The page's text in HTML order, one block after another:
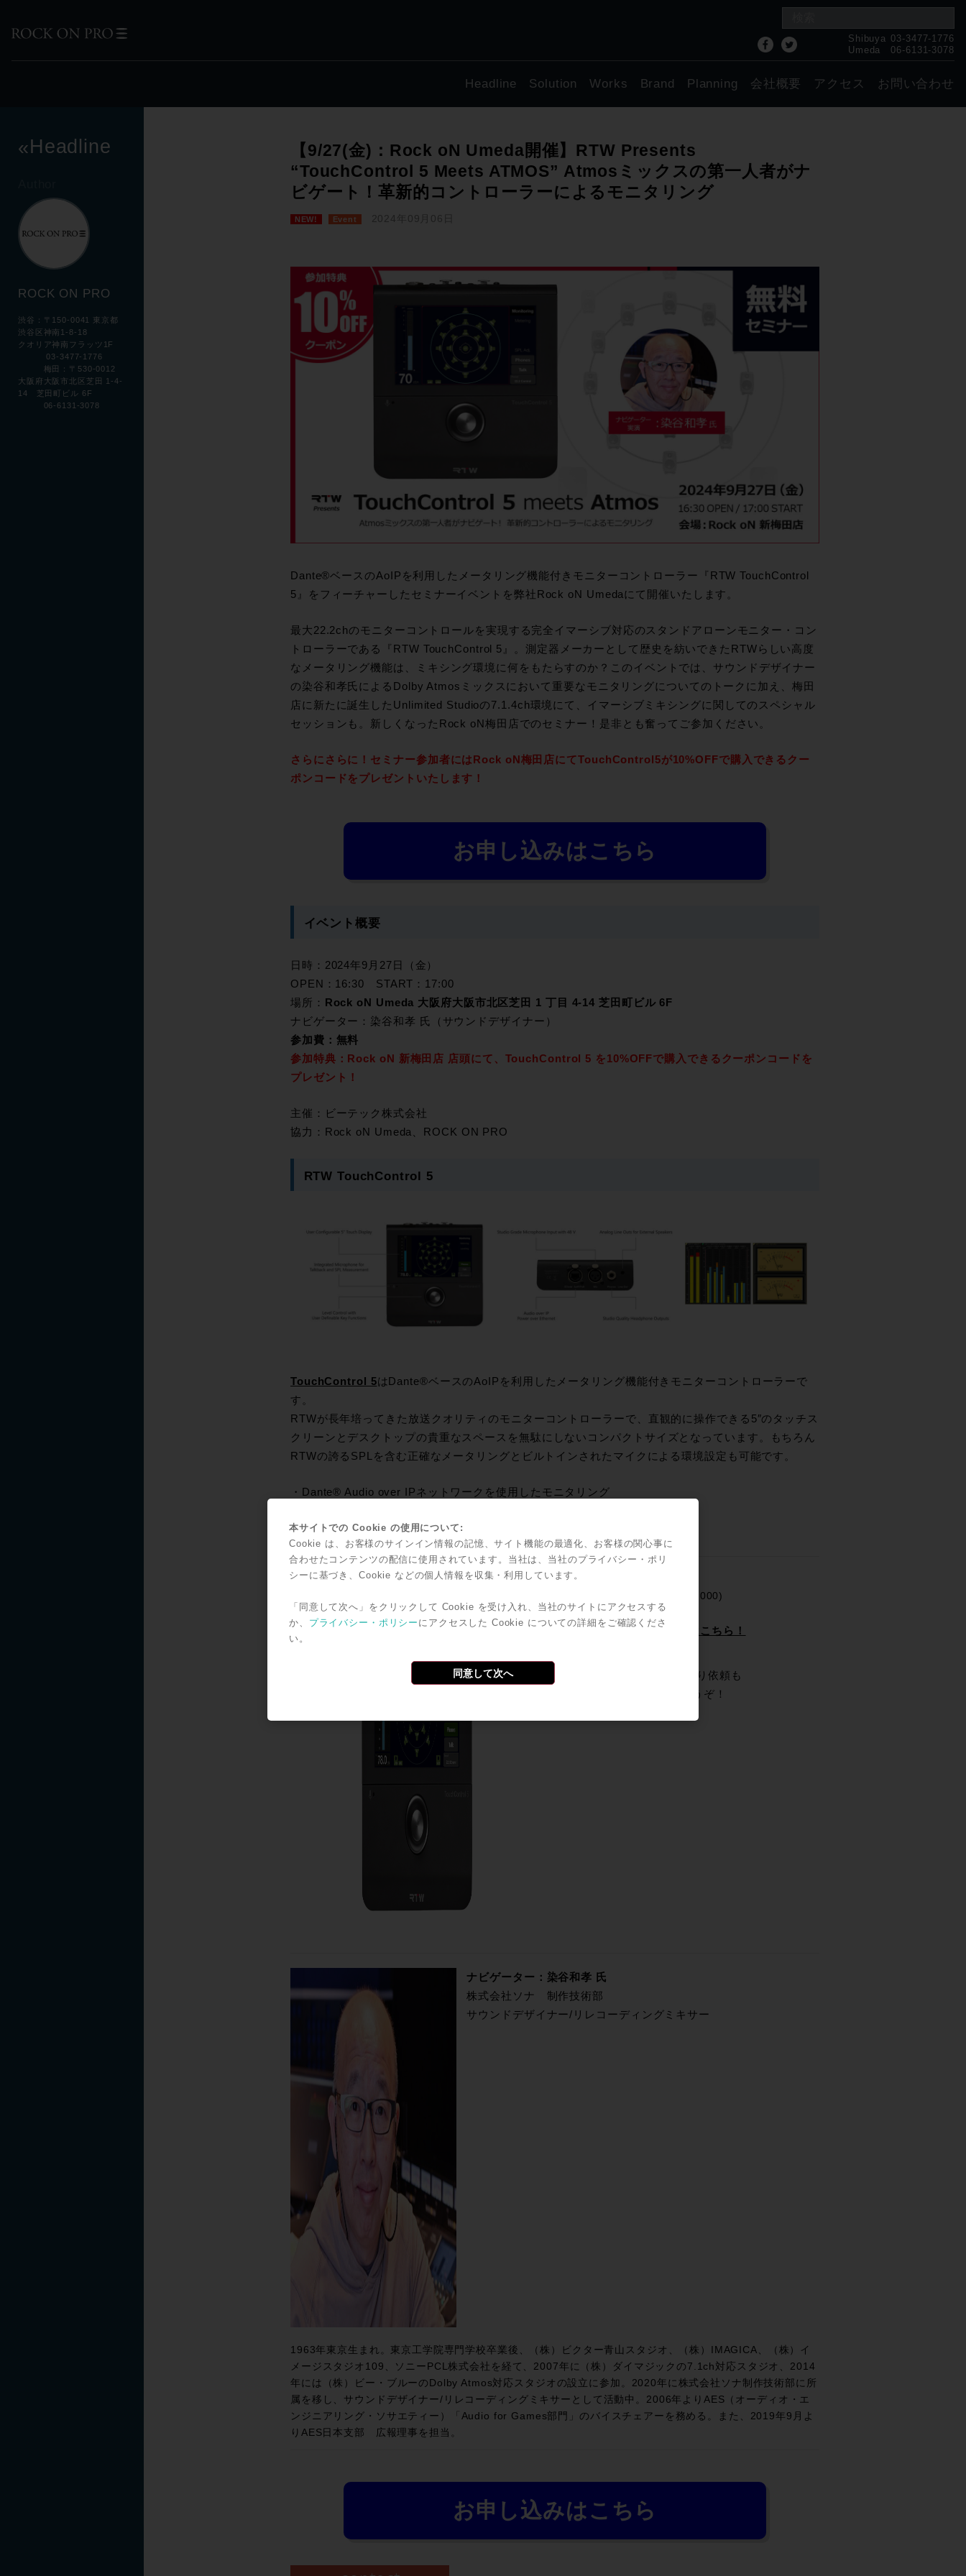
Shibuya 03-3477-1776
Umeda
06-6131-3078
Headline Solution Works Brand Planning 会社概要 アクセス お問い合わせ
«Headline
ROCK ON PRO
渋谷：〒150-0041 東京都
渋谷区神南1-8-18
クオリア神南フラッツ1F
03-3477-1776
梅田：〒530-0012
大阪府大阪市北区芝田 1-4-
14 芝田町ビル 6F
06-6131-3078
【9/27(金)：Rock oN Umeda開催】RTW Presents
“TouchControl 5 Meets ATMOS” Atmosミックスの第一人者がナ
ビゲート！革新的コントローラーによるモニタリング
NEW! Event 2024年09月06日
Dante®ベースのAoIPを利用したメータリング機能付きモニターコントローラー『RTW TouchControl
5』をフィーチャーしたセミナーイベントを弊社Rock oN Umedaにて開催いたします。
最大22.2chのモニターコントロールを実現する完全イマーシブ対応のスタンドアローンモニター・コン
トローラーである『RTW TouchControl 5』。測定器メーカーとして歴史を紡いできたRTWらしい高度
なメータリング機能は、ミキシング環境に何をもたらすのか？このイベントでは、サウンドデザイナー
の染谷和孝氏によるDolby Atmosミックスにおいて重要なモニタリングについてのトークに加え、梅田
店に新たに誕生したUnlimited Studioの7.1.4ch環境にて、イマーシブミキシングに関してのスペシャル
セッションも。新しくなったRock oN梅田店でのセミナー！是非とも奮ってご参加ください。
さらにさらに！セミナー参加者にはRock oN梅田店にてTouchControl5が10%OFFで購入できるクー
ポンコードをプレゼントいたします！
お申し込みはこちら
イベント概要
日時：2024年9月27日（金）
OPEN：16:30 START：17:00
場所：
Rock oN Umeda 大阪府大阪市北区芝田 1 丁目 4-14 芝田町ビル 6F
ナビゲーター：染谷和孝 氏（サウンドデザイナー）
参加費：無料
参加特典：Rock oN 新梅田店 店頭にて、TouchControl 5 を10%OFFで購入できるクーポンコードを
プレゼント！
主催：ビーテック株式会社
協力：Rock oN Umeda、ROCK ON PRO
RTW TouchControl 5
TouchControl 5はDante®ベースのAoIPを利用したメータリング機能付きモニターコントローラーで
す。
RTWが長年培ってきた放送クオリティのモニターコントローラーで、直観的に操作できる5″のタッチス
クリーンとデスクトップの貴重なスペースを無駄にしないコンパクトサイズとなっています。もちろん
RTWの誇るSPLを含む正確なメータリングとビルトインされたマイクによる環境設定も可能です。
・Dante® Audio over IPネットワークを使用したモニタリング
・プレミアムPPM、トゥルーピーク、VUのメーター表示
RTW / TouchControl 5
(本体価格：¥ 595,000)
Rock oN eStoreでの購入はこちら！
ROCK ON PROでの見積もり依頼も
からどうぞ！
ナビゲーター：染谷和孝 氏
株式会社ソナ 制作技術部
サウンドデザイナー/リレコーディングミキサー
1963年東京生まれ。東京工学院専門学校卒業後、（株）ビクター青山スタジオ、（株）IMAGICA、（株）イ
メージスタジオ109、ソニーPCL株式会社を経て、2007年に（株）ダイマジックの7.1ch対応スタジオ、2014
年には（株）ビー・ブルーのDolby Atmos対応スタジオの設立に参加。2020年に株式会社ソナ制作技術部に所
属を移し、サウンドデザイナー/リレコーディングミキサーとして活動中。2006年よりAES（オーディオ・エ
ンジニアリング・ソサエティー）「Audio for Games部門」のバイスチェアーを務める。また、2019年9月よ
りAES日本支部 広報理事を担当。
お申し込みはこちら
本サイトでの Cookie の使用について:
Cookie は、お客様のサインイン情報の記憶、サイト機能の最適化、お客様の関心事に
合わせたコンテンツの配信に使用されています。当社は、当社のプライバシー・ポリ
シーに基づき、Cookie などの個人情報を収集・利用しています。
「同意して次へ」をクリックして Cookie を受け入れ、当社のサイトにアクセスする
か、 プライバシー・ポリシー にアクセスした Cookie についての詳細をご確認くださ
い。
同意して次へ